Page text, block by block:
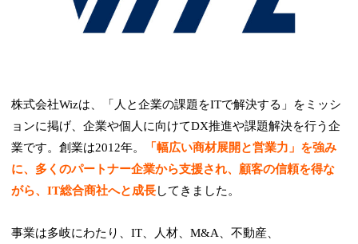
株式会社Wizは、「人と企業の課題をITで解決する」をミッシ
ョンに掲げ、企業や個人に向けてDX推進や課題解決を行う企
業です。創業は2012年。
「幅広い商材展開と営業力」を強み
に、多くのパートナー企業から支援され、顧客の信頼を得な
がら、IT総合商社へと成長してきました。
事業は多岐にわたり、IT、人材、M&A、不動産、